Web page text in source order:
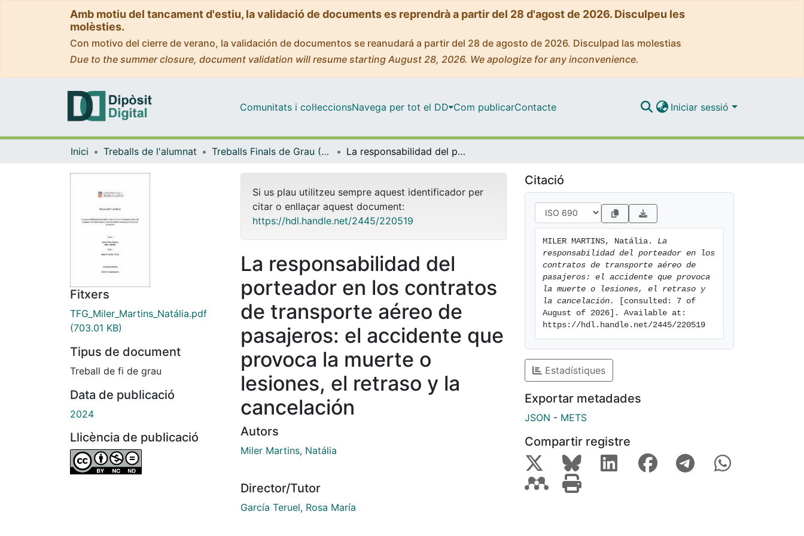
Amb motiu del tancament d'estiu, la validació de documents es reprendrà a partir del 28 d'agost de 2026. Disculpeu les
molèsties.
Con motivo del cierre de verano, la validación de documentos se reanudará a partir del 28 de agosto de 2026. Disculpad las molestias
Due to the summer closure, document validation will resume starting August 28, 2026. We apologize for any inconvenience.
Comunitats i col·leccionsNavega per tot el DD Com publicarContacte Iniciar sessió
Inici Treballs de l'alumnat Treballs Finals de Grau (TFG) - Dret La responsabilidad del porteador en los contratos de transporte aéreo de pasajeros: el accidente que provoca la muerte o lesiones, el retraso y la cancelación
Fitxers
TFG_Miler_Martins_Natália.pdf
(703.01 KB)
Tipus de document
Treball de fi de grau
Data de publicació
2024
Llicència de publicació
Si us plau utilitzeu sempre aquest identificador per
citar o enllaçar aquest document:
https://hdl.handle.net/2445/220519
La responsabilidad del
porteador en los contratos
de transporte aéreo de
pasajeros: el accidente que
provoca la muerte o
lesiones, el retraso y la
cancelación
Autors
Miler Martins, Natália
Director/Tutor
García Teruel, Rosa María
Citació
MILER MARTINS, Natália. La
responsabilidad del porteador en los
contratos de transporte aéreo de
pasajeros: el accidente que provoca
la muerte o lesiones, el retraso y
la cancelación.
[consulted: 7 of
August of 2026]. Available at:
https://hdl.handle.net/2445/220519
Estadístiques
Exportar metadades
JSON - METS
Compartir registre